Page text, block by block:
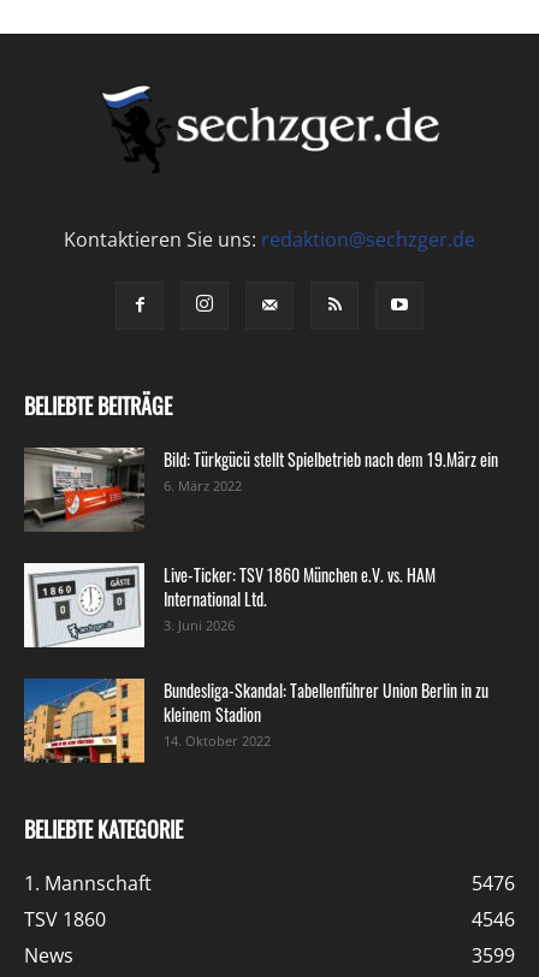
Kontaktieren Sie uns: redaktion@sechzger.de
BELIEBTE BEITRÄGE
Bild: Türkgücü stellt Spielbetrieb nach dem 19.März ein
6. März 2022
Live-Ticker: TSV 1860 München e.V. vs. HAM
International Ltd.
3. Juni 2026
Bundesliga-Skandal: Tabellenführer Union Berlin in zu
kleinem Stadion
14. Oktober 2022
BELIEBTE KATEGORIE
1. Mannschaft
5476
TSV 1860
4546
News
3599